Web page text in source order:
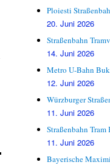
Ploiesti
20. Juni 2026
Straßenbahn
14. Juni 2026
Metro U-Bahn
12. Juni 2026
Würzburger
11. Juni 2026
Straßenbahn
11. Juni 2026
Bayerische